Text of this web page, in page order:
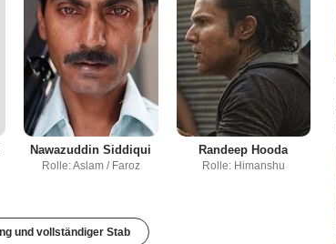
Nawazuddin Siddiqui
Rolle: Aslam / Faroz
Randeep Hooda
Rolle: Himanshu
und vollständiger Stab